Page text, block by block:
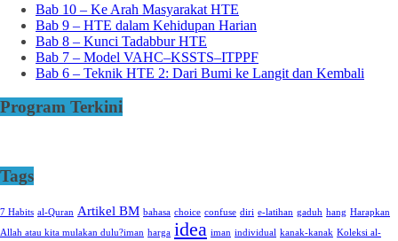
Bab 10 – Ke Arah Masyarakat HTE
Bab 9 – HTE dalam Kehidupan Harian
Bab 8 – Kunci Tadabbur HTE
Bab 7 – Model VAHC–KSSTS–ITPPF
Bab 6 – Teknik HTE 2: Dari Bumi ke Langit dan Kembali
Program Terkini
Tags
7 Habits al-Quran Artikel BM bahasa choice confuse diri e-latihan gaduh hang Harapkan
Allah atau kita mulakan dulu?iman harga idea iman individual kanak-kanak Koleksi al-